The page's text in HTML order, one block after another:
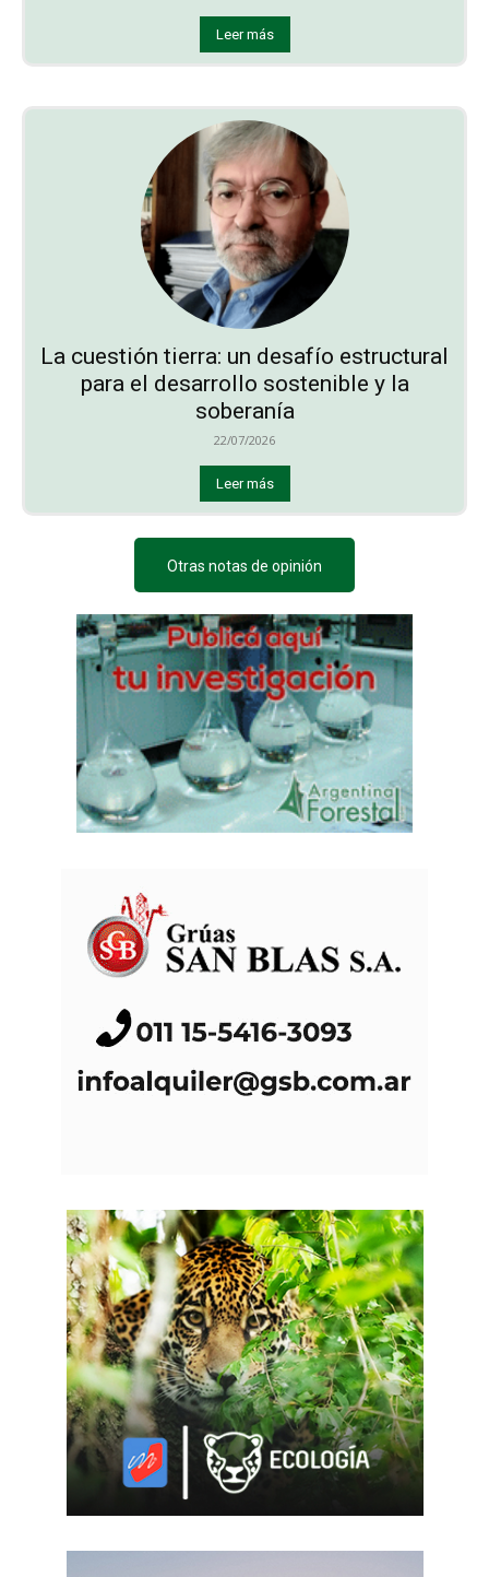
Leer más
La cuestión tierra: un desafío estructural
para el desarrollo sostenible y la
soberanía
22/07/2026
Leer más
Otras notas de opinión